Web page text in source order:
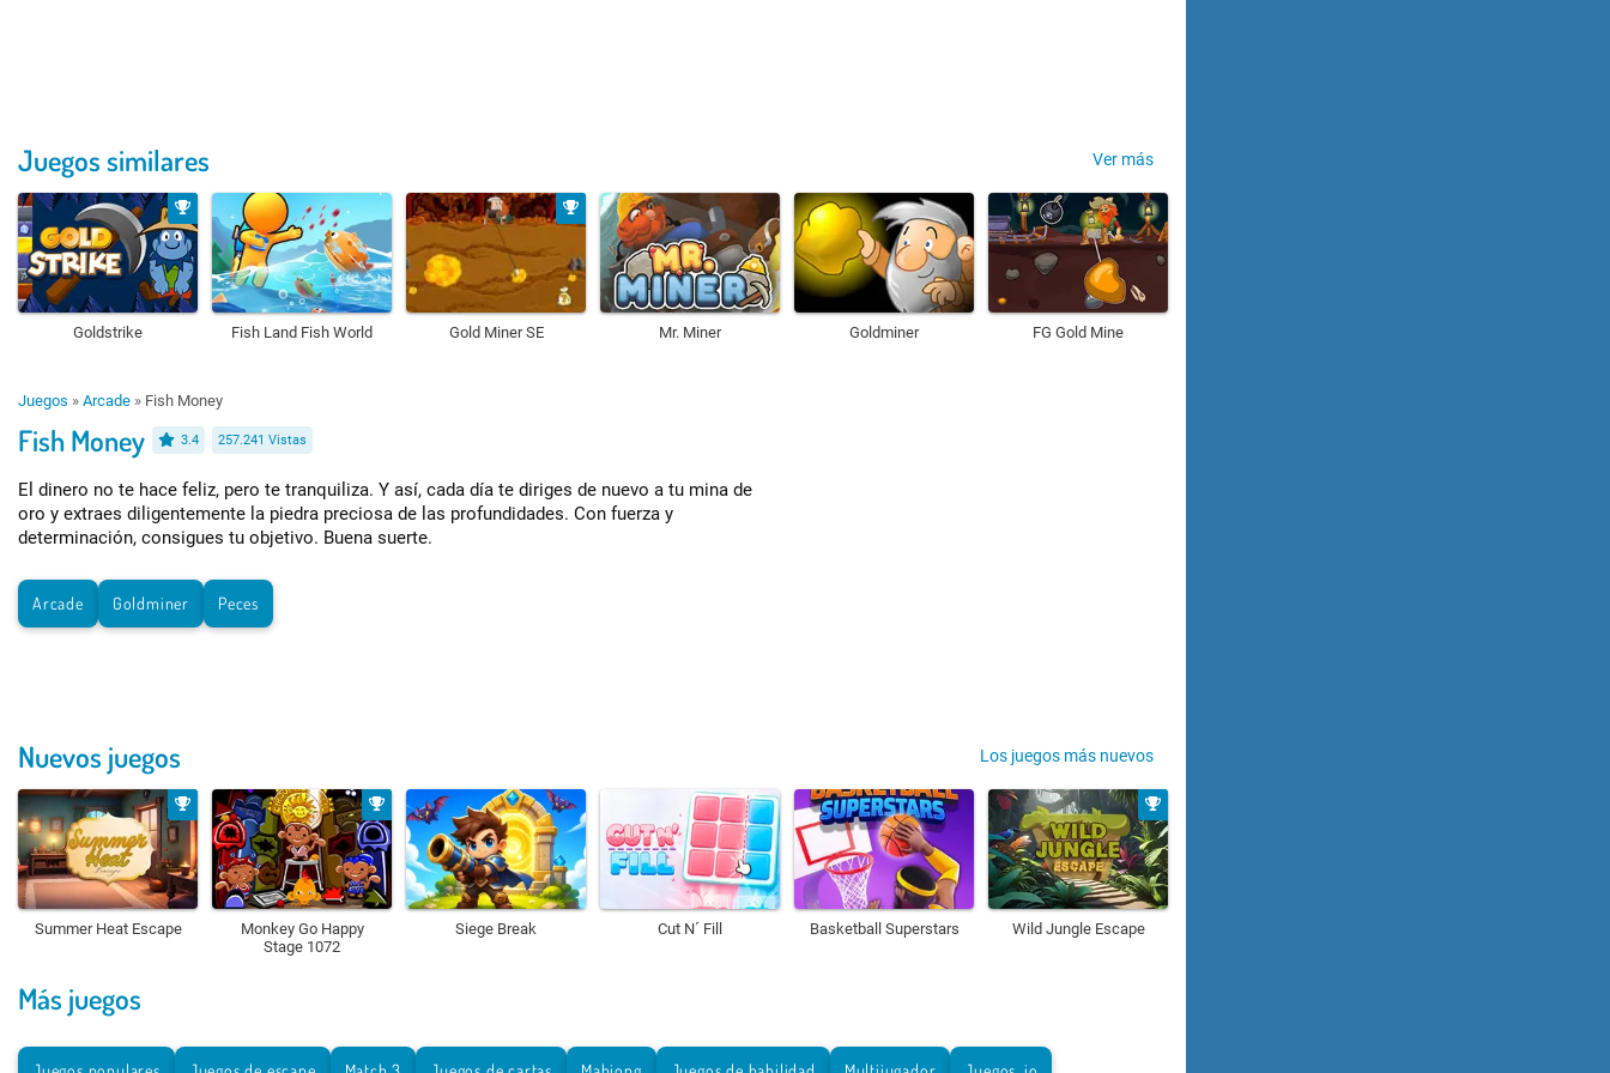
Juegos similares Ver más
Goldstrike Fish Land Fish World Gold Miner SE Mr. Miner Goldminer FG Gold Mine
Juegos » Arcade » Fish Money
Fish Money 3.4 257.241 Vistas
El dinero no te hace feliz, pero te tranquiliza. Y así, cada día te diriges de nuevo a tu mina de
oro y extraes diligentemente la piedra preciosa de las profundidades. Con fuerza y
determinación, consigues tu objetivo. Buena suerte.
Arcade Goldminer Peces
Nuevos juegos Los juegos más nuevos
Summer Heat Escape
Monkey Go Happy
Stage 1072
Siege Break Cut N´ Fill Basketball Superstars Wild Jungle Escape
Más juegos